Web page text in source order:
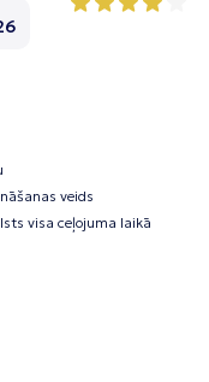
veids
visa ceļojuma laikā